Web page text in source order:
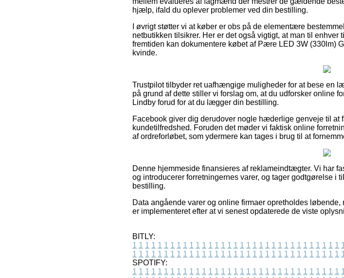
hjælp, ifald du oplever problemer ved din bestilling.
I øvrigt støtter vi at køber er obs på de elementære
netbutikken tilsikrer. Her er det også vigtigt, at man til
fremtiden kan dokumentere købet af Pære LED 3W (330lm)
kvinde.
Trustpilot tilbyder ret uafhængige muligheder for at bese en
på grund af dette stiller vi forslag om, at du udforsker online
Lindby forud for at du lægger din bestilling.
Facebook giver dig derudover nogle hæderlige genveje til at
kundetilfredshed. Foruden det møder vi faktisk online
af ordreforløbet, som ydermere kan tages i brug til at
Denne hjemmeside finansieres af reklameindtægter. Vi har
og introducerer forretningernes varer, og tager godtgørelse i
bestilling.
Data angående varer og online firmaer opretholdes
er implementeret efter at vi senest opdaterede de viste
BITLY:
1 1 1 1 1 1 1 1 1 1 1 1 1 1 1 1 1 1 1 1 1 1 1 1 1 1 1 1 1 1 1 1 1
1 1 1 1 1 1 1 1 1 1 1 1 1 1 1 1 1 1 1 1 1 1 1 1 1 1 1 1 1 1 1 1 1
SPOTIFY:
1 1 1 1 1 1 1 1 1 1 1 1 1 1 1 1 1 1 1 1 1 1 1 1 1 1 1 1 1 1 1 1 1